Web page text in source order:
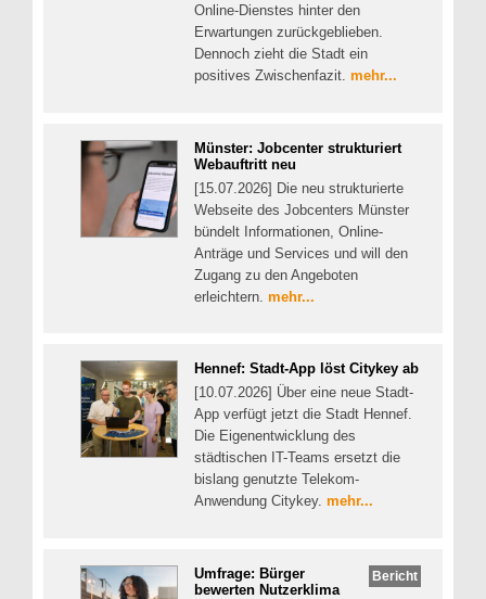
Online-Dienstes hinter den
Erwartungen zurückgeblieben.
Dennoch zieht die Stadt ein
positives Zwischenfazit. mehr...
Münster: Jobcenter strukturiert
Webauftritt neu
[15.07.2026] Die neu strukturierte
Webseite des Jobcenters Münster
bündelt Informationen, Online-
Anträge und Services und will den
Zugang zu den Angeboten
erleichtern. mehr...
Hennef: Stadt-App löst Citykey ab
[10.07.2026] Über eine neue Stadt-
App verfügt jetzt die Stadt Hennef.
Die Eigenentwicklung des
städtischen IT-Teams ersetzt die
bislang genutzte Telekom-
Anwendung Citykey. mehr...
Bericht
Umfrage: Bürger
bewerten Nutzerklima